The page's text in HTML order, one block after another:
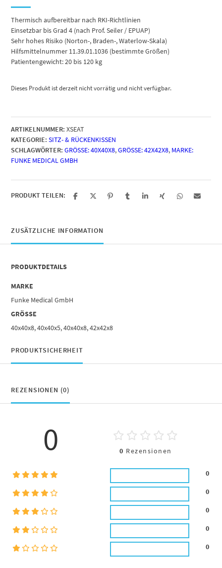
Thermisch aufbereitbar nach RKI-Richtlinien
Einsetzbar bis Grad 4 (nach Prof. Seiler / EPUAP)
Sehr hohes Risiko (Norton-, Braden-, Waterlow-Skala)
Hilfsmittelnummer 11.39.01.1036 (bestimmte Größen)
Patientengewicht: 20 bis 120 kg
Dieses Produkt ist derzeit nicht vorrätig und nicht verfügbar.
ARTIKELNUMMER: XSEAT
KATEGORIE: SITZ- & RÜCKENKISSEN
SCHLAGWÖRTER: GRÖSSE: 40X40X8 ,GRÖSSE: 42X42X8 , MARKE:
FUNKE MEDICAL GMBH
PRODUKT TEILEN:
ZUSÄTZLICHE INFORMATION
PRODUKTDETAILS
MARKE
Funke Medical GmbH
GRÖSSE
40x40x8, 40x40x5, 40x40x8, 42x42x8
PRODUKTSICHERHEIT
REZENSIONEN (0)
0 0 Rezensionen
0
0
0
0
0